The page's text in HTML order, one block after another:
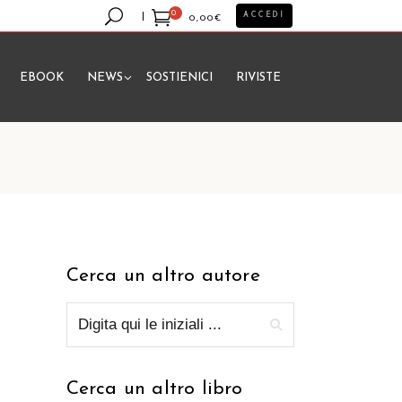
0
0,00€
prodotto nel carrello.
ACCEDI
EBOOK NEWS SOSTIENICI RIVISTE
Cerca un altro autore
Cerca un altro libro